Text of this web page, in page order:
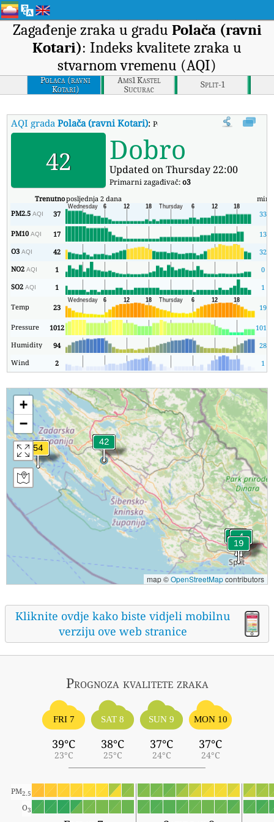
Zagađenje zraka u gradu Polača (ravni
Kotari): Indeks kvalitete zraka u
stvarnom vremenu (AQI)
Polaca (ravni
Kotari)
Ams1 Kastel
Sucurac
Split-1
AQI gradaPolača (ravni Kotari):Polača (ravni Kotari) Indeks
42 Dobro
Updated on Thursday 22:00
Primarni zagađivač:o3
Trenutnoposljednja 2 dana min
PM2.5AQI 37 33
PM10AQI 17
13
O3AQI 42
32
NO2AQI 1
0
SO2AQI 1 1
Temp 23 19
Pressure 1012 1011
Humidity
94
28
Wind
2 1
+
−
map ©OpenStreetMapcontributors
Kliknite ovdje kako biste vidjeli mobilnu
verziju ove web stranice
Prognoza kvalitete zraka
FRI 7
39°C
23°C
SAT 8
38°C
25°C
SUN 9
37°C
24°C
MON 10
37°C
24°C
PM2.5
O3